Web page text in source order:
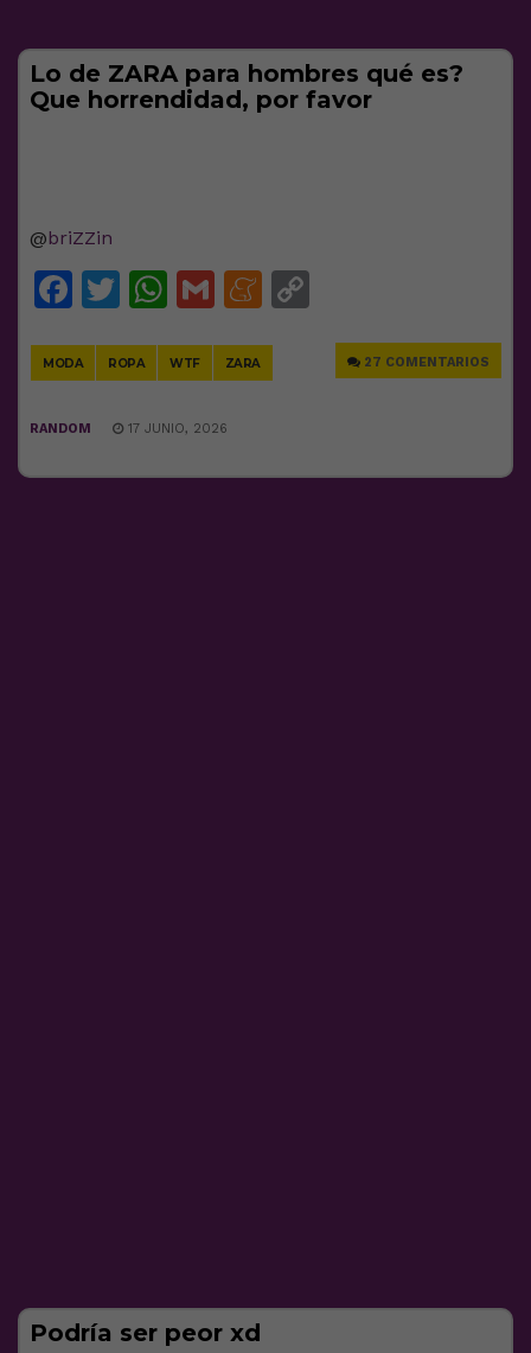
Lo de ZARA para hombres qué es?
Que horrendidad, por favor
@briZZin
Facebook
Twitter
WhatsApp
GmailMeneame
MODA ROPA WTF ZARA 27 COMENTARIOS
RANDOM 17 JUNIO, 2026
Podría ser peor xd